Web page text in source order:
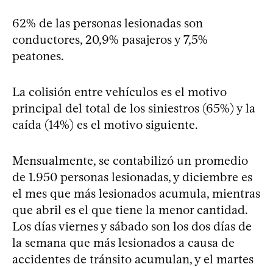
62% de las personas lesionadas son
conductores, 20,9% pasajeros y 7,5%
peatones.
La colisión entre vehículos es el motivo
principal del total de los siniestros (65%) y la
caída (14%) es el motivo siguiente.
Mensualmente, se contabilizó un promedio
de 1.950 personas lesionadas, y diciembre es
el mes que más lesionados acumula, mientras
que abril es el que tiene la menor cantidad.
Los días viernes y sábado son los dos días de
la semana que más lesionados a causa de
accidentes de tránsito acumulan, y el martes